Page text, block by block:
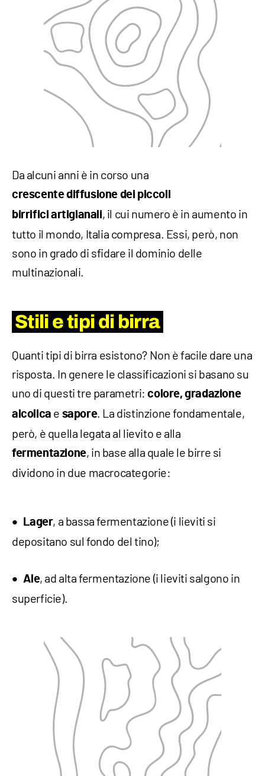
Da alcuni anni è in corso una
crescentediffusione dei piccoli
birrifici artigianali, il cui numero è in aumento in
tutto il mondo, Italia compresa. Essi, però, non
sono in grado di sfidare il dominio delle
multinazionali.
Stili e tipi di birra
Quanti tipi di birra esistono? Non è facile dare una
risposta. In genere le classificazioni si basano su
uno di questi tre parametri:colore, gradazione
alcolica e sapore. La distinzione fondamentale,
però, è quella legata al lievito e alla
fermentazione, in base alla quale le birre si
dividono in due macrocategorie:
Lager, a bassa fermentazione (i lieviti si
depositano sul fondo del tino);
Ale, ad alta fermentazione (i lieviti salgono in
superficie).